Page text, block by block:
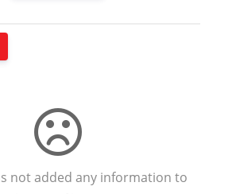
not added any information to